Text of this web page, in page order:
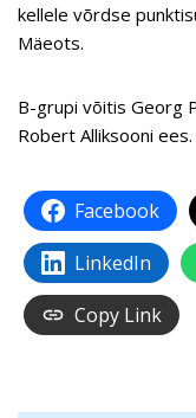
kellele võrdse
Mäeots.
B-grupi võitis Georg
Robert Alliksooni ees.
Facebook
LinkedIn
Copy Link